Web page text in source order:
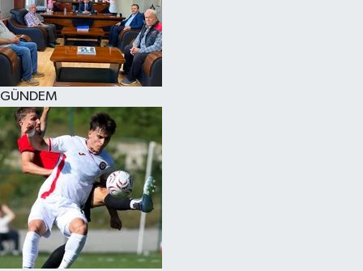
GÜNDEM
KÜLTÜR SANAT
MAGAZİN
SAĞLIK
SİYASET
SPOR
TEKNOLOJİ